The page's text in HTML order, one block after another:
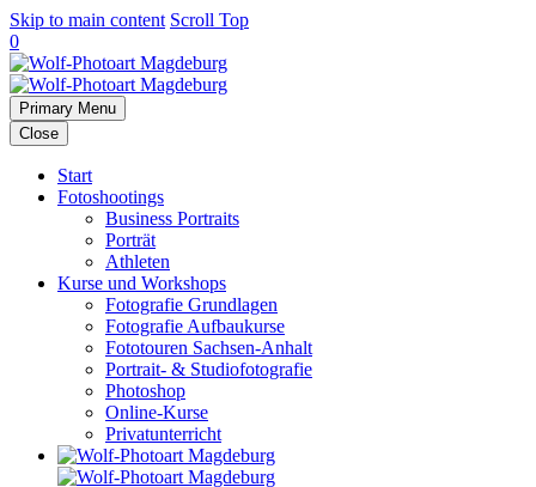
Skip to main content Scroll Top
0
Primary Menu
Close
Start
Fotoshootings
Business Portraits
Porträt
Athleten
Kurse und Workshops
Fotografie Grundlagen
Fotografie Aufbaukurse
Fototouren Sachsen-Anhalt
Portrait- & Studiofotografie
Photoshop
Online-Kurse
Privatunterricht